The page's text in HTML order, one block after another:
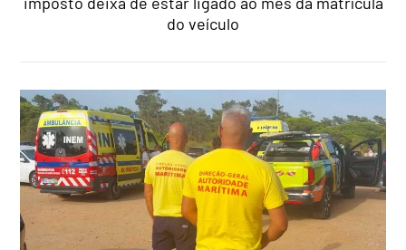
do veículo